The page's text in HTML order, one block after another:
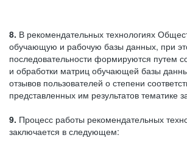
8. В рекомендательных технологиях
обучающую и рабочую базы данных, при
последовательности формируются путем
и обработки матриц обучающей базы
отзывов пользователей о степени
представленных им результатов тематике
9. Процесс работы рекомендательных
заключается в следующем: